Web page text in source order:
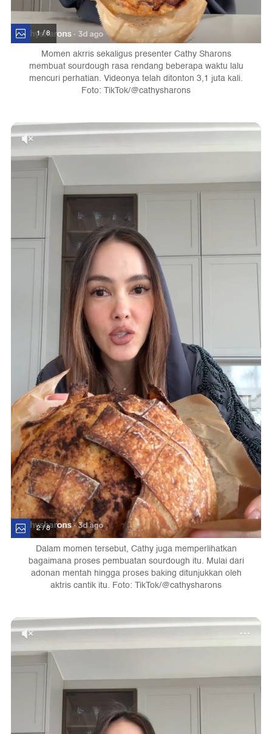
1 / 8
Momen akrris sekaligus presenter Cathy Sharons
membuat sourdough rasa rendang beberapa waktu lalu
mencuri perhatian. Videonya telah ditonton 3,1 juta kali.
Foto: TikTok/@cathysharons
2 / 8
Dalam momen tersebut, Cathy juga memperlihatkan
bagaimana proses pembuatan sourdough itu. Mulai dari
adonan mentah hingga proses baking ditunjukkan oleh
aktris cantik itu. Foto: TikTok/@cathysharons